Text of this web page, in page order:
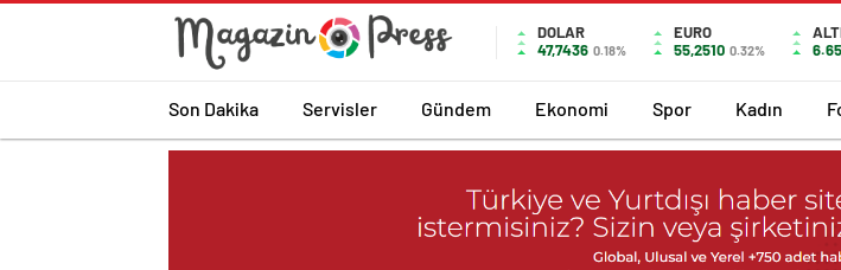
DOLAR
47,7436 0.18%
EURO
55,2510 0.32%
Son Dakika Servisler Gündem Ekonomi Spor Kadın